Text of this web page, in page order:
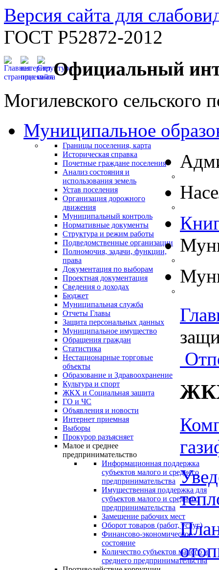
Версия сайта для
ГОСТ Р52872-2012
Официальный
Могилевского сельского
Муниципальное
Границы поселения, карта
Историческая справка
Почетные граждане поселения
Анализ состояния и
использования земель
Устав поселения
Организация дорожного
движения
Муниципальный контроль
Нормативные документы
Структура и режим работы
Подведомственные организации
Полномочия, задачи, функции,
права
Документация по выборам
Проектная документация
Сведения о доходах
Бюджет
Муниципальная служба
Отчеты Главы
Защита персональных данных
Муниципальное имущество
Обращения граждан
Статистика
Нестационарные торговые
объекты
Образование и Здравоохранение
Культура и спорт
ЖКХ и Социальная защита
ГО и ЧС
Объявления и новости
Интернет приемная
Выборы
Прокурор разъясняет
Малое и среднее
предпринимательство
Информационная поддержка
субъектов малого и среднего
предпринимательства
Имущественная поддержка для
субъектов малого и среднего
предпринимательства
Замещение рабочих мест
Оборот товаров (работ, услуг)
Финансово-экономическое
состояние
Количество субъектов малого и
среднего предпринимательства